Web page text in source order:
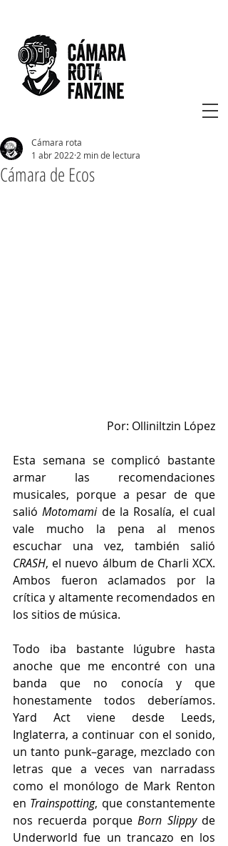
Cámara de Ecos
Cámara rota
1 abr 2022 2 min de lectura
Por: Olliniltzin López
Esta semana se complicó bastante
armar las recomendaciones
musicales, porque a pesar de que
salió Motomami de la Rosalía, el cual
vale mucho la pena al menos
CRASH, el nuevo álbum de Charli XCX.
Ambos fueron aclamados por la
crítica y altamente recomendados en
los sitios de música.
Todo iba bastante lúgubre hasta
anoche que me encontré con una
banda que no conocía y que
honestamente todos deberíamos.
Yard Act viene desde Leeds,
Inglaterra, a continuar con el sonido,
un tanto punk–garage, mezclado con
letras que a veces van narradass
como el monólogo de Mark Renton
en Trainspotting, que constantemente
nos recuerda porque Born Slippy de
Underworld fue un trancazo en los